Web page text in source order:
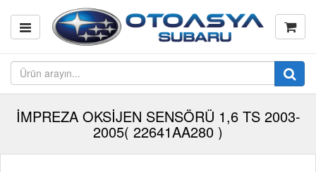
İMPREZA OKSİJEN SENSÖRÜ 1,6 TS 2003-
2005( 22641AA280 )